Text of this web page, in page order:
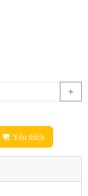
Yêu thích